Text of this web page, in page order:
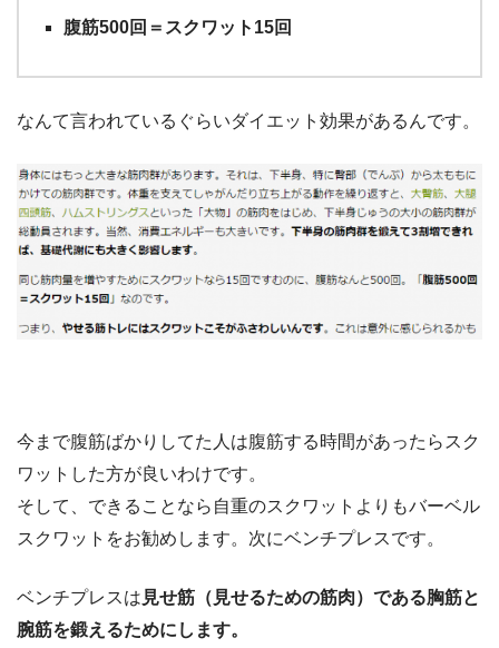
腹筋500回＝スクワット15回
なんて言われているぐらいダイエット効果があるんです。
今まで腹筋ばかりしてた人は腹筋する時間があったらスク
ワットした方が良いわけです。
そして、できることなら自重のスクワットよりもバーベル
スクワットをお勧めします。次にベンチプレスです。
ベンチプレスは 見せ筋（見せるための筋肉）である胸筋と
腕筋を鍛えるためにします。